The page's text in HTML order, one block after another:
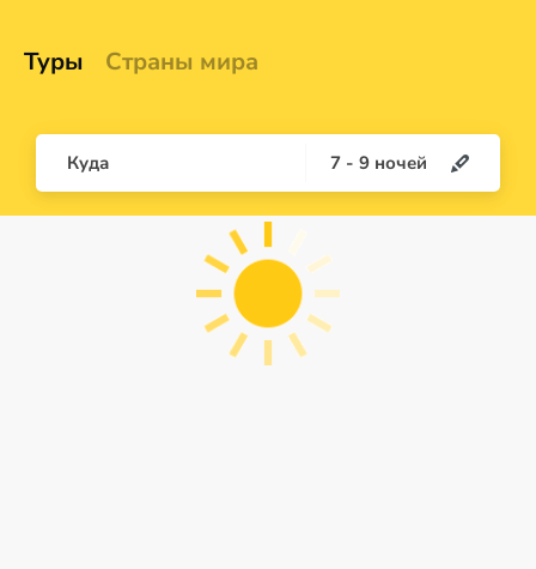
Туры Страны мира
Куда 7 - 9 ночей